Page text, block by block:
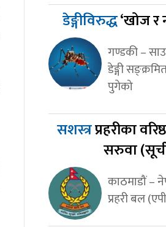
डेङ्गीविरुद्ध‘खोज र
गण्डकी –
डेङ्गी
पुगेको
सशस्त्रप्रहरीका
सरुवा
काठमाडौं –
प्रहरी बल